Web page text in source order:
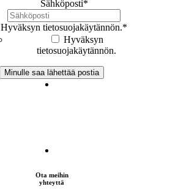
Sähköposti*
Hyväksyn tietosuojakäytännön.*
Hyväksyn
tietosuojakäytännön.
Ota meihin
yhteyttä